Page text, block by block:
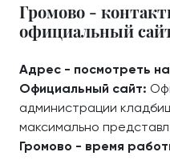
Громово -
официальный
Адрес - посмотреть
Официальный сайт:
администрации
максимально
Громово - время